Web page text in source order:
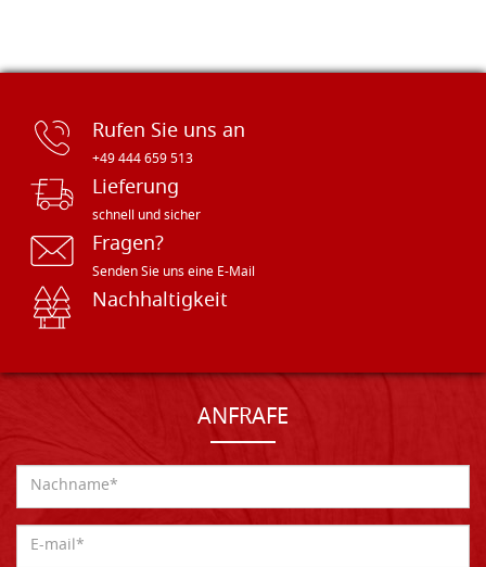
Rufen Sie uns an
+49 444 659 513
Lieferung
schnell und sicher
Fragen?
Senden Sie uns eine E-Mail
Nachhaltigkeit
ANFRAFE